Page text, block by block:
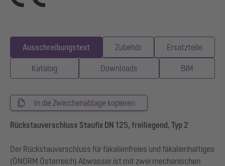
Ausschreibungstext Zubehör Ersatzteile
Katalog Downloads BIM
In die Zwischenablage kopieren
Rückstauverschluss Staufix DN 125, freiliegend, Typ 2
Der Rückstauverschluss für fäkalienfreies und fäkalienhaltiges
(ÖNORM Österreich) Abwasser ist mit zwei mechanischen